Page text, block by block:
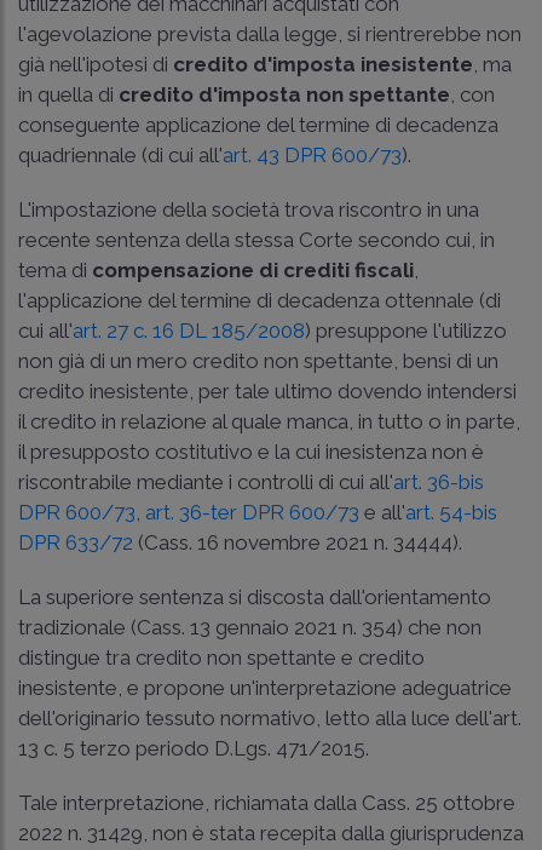
l'agevolazione prevista dalla legge, si rientrerebbe non
già nell'ipotesi di credito d'imposta inesistente, ma
in quella di credito d'imposta non spettante, con
conseguente applicazione del termine di decadenza
quadriennale (di cui all'art. 43 DPR 600/73).
L'impostazione della società trova riscontro in una
recente sentenza della stessa Corte secondo cui, in
tema di compensazione di crediti fiscali,
l'applicazione del termine di decadenza ottennale (di
cui all'art. 27 c. 16 DL 185/2008) presuppone l'utilizzo
non già di un mero credito non spettante, bensì di un
credito inesistente, per tale ultimo dovendo intendersi
il credito in relazione al quale manca, in tutto o in parte,
il presupposto costitutivo e la cui inesistenza non è
riscontrabile mediante i controlli di cui all'art. 36-bis
DPR 600/73, art. 36-ter DPR 600/73 e all'art. 54-bis
DPR 633/72 (Cass. 16 novembre 2021 n. 34444).
La superiore sentenza si discosta dall'orientamento
tradizionale (Cass. 13 gennaio 2021 n. 354) che non
distingue tra credito non spettante e credito
inesistente, e propone un'interpretazione adeguatrice
dell'originario tessuto normativo, letto alla luce dell'art.
13 c. 5 terzo periodo D.Lgs. 471/2015.
Tale interpretazione, richiamata dalla Cass. 25 ottobre
2022 n. 31429, non è stata recepita dalla giurisprudenza